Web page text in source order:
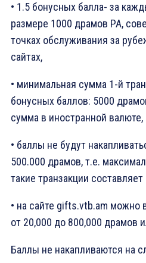
• 1.5 бонусных балла- за
размере 1000 драмов РА,
точках обслуживания за
сайтах,
• минимальная сумма 1-й
бонусных баллов: 5000
сумма в иностранной валюте,
• баллы не будут
500.000 драмов, т.е.
такие транзакции
• на сайте gifts.vtb.am можно
от 20,000 до 800,000 драмов
Баллы не накапливаются на